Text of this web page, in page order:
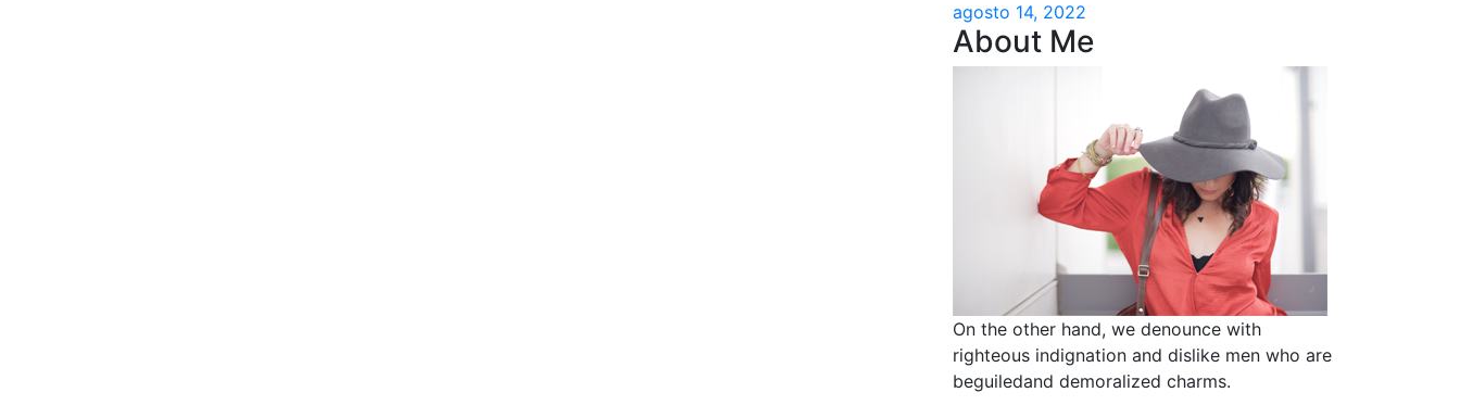
agosto 14, 2022
About Me
On the other hand, we denounce with
righteous indignation and dislike men who are
beguiledand demoralized charms.